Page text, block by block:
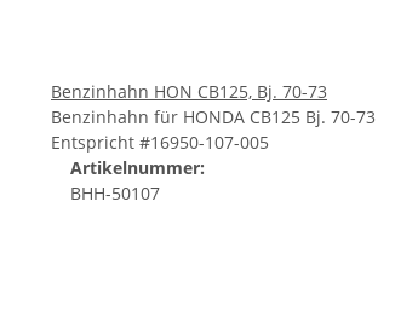
Benzinhahn HON CB125, Bj. 70-73
Benzinhahn für HONDA CB125 Bj. 70-73
Entspricht #16950-107-005
Artikelnummer:
BHH-50107